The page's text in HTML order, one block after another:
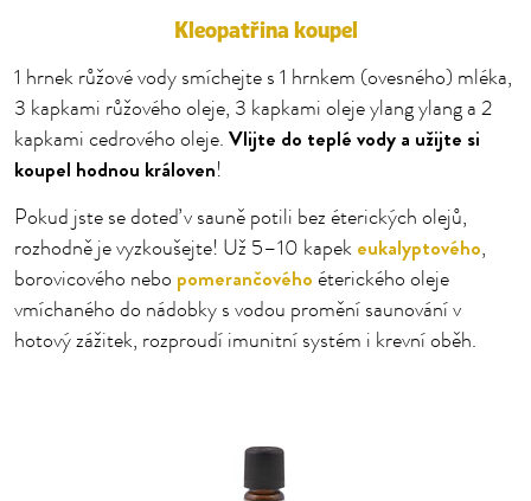
Kleopatřina koupel
1 hrnek růžové vody smíchejte s 1 hrnkem (ovesného) mléka,
3 kapkami růžového oleje, 3 kapkami oleje ylang ylang a 2
kapkami cedrového oleje. Vlijte do teplé vody a užijte si
koupel hodnou královen!
Pokud jste se doteď v sauně potili bez éterických olejů,
rozhodně je vyzkoušejte! Už 5–10 kapek eukalyptového,
borovicového nebo pomerančového éterického oleje
vmíchaného do nádobky s vodou promění saunování v
hotový zážitek, rozproudí imunitní systém i krevní oběh.